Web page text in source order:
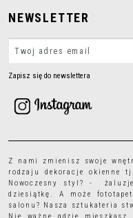
NEWSLETTER
Zapisz się do newslettera
Z nami zmienisz swoje
rodzajudekoracje okienne
Nowoczesny styl? -
dziesiątkę. A może
salonu? Nasza sztukateria